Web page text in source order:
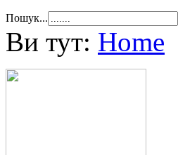
Пошук...
Ви тут: Home